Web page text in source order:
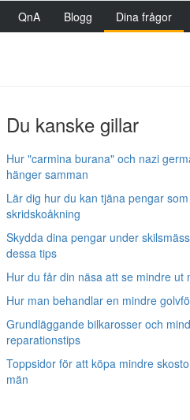
QnA Blogg Dina frågor
Du kanske gillar
Hur "carmina burana" och nazi
hänger samman
Lär dig hur du kan tjäna pengar
skridskoåkning
Skydda dina pengar under
dessa tips
Hur du får din näsa att se mindre ut
Hur man behandlar en mindre
Grundläggande bilkarosser och
reparationstips
Toppsidor för att köpa mindre
män